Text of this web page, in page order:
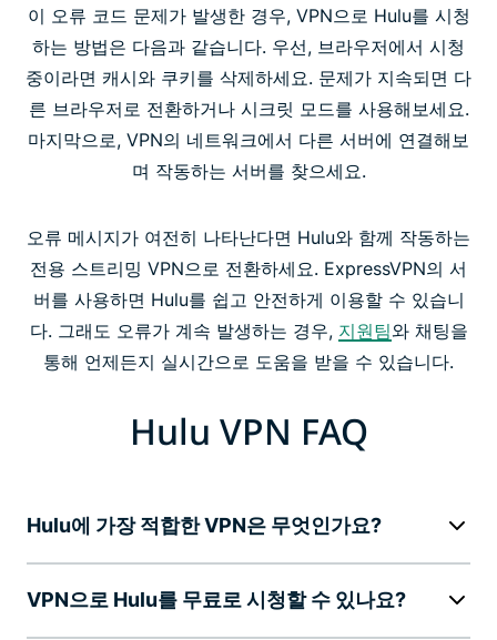
이 오류 코드 문제가 발생한 경우, VPN으로 Hulu를 시청
하는 방법은 다음과 같습니다. 우선, 브라우저에서 시청
중이라면 캐시와 쿠키를 삭제하세요. 문제가 지속되면 다
른 브라우저로 전환하거나 시크릿 모드를 사용해보세요.
마지막으로, VPN의 네트워크에서 다른 서버에 연결해보
며 작동하는 서버를 찾으세요.
오류 메시지가 여전히 나타난다면 Hulu와 함께 작동하는
전용 스트리밍 VPN으로 전환하세요. ExpressVPN의 서
버를 사용하면 Hulu를 쉽고 안전하게 이용할 수 있습니
다. 그래도 오류가 계속 발생하는 경우, 지원팀와 채팅을
통해 언제든지 실시간으로 도움을 받을 수 있습니다.
Hulu VPN FAQ
Hulu에 가장 적합한 VPN은 무엇인가요?
VPN으로 Hulu를 무료로 시청할 수 있나요?